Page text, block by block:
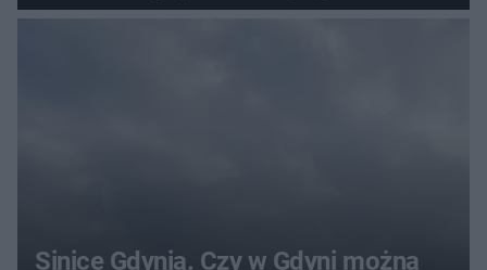
Sinice Gdynia. Czy w Gdyni można